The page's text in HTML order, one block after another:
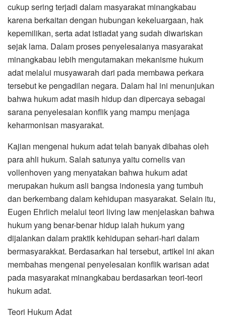
cukup sering terjadi dalam masyarakat minangkabau
karena berkaitan dengan hubungan kekeluargaan, hak
kepemilikan, serta adat istiadat yang sudah diwariskan
sejak lama. Dalam proses penyelesaianya masyarakat
minangkabau lebih mengutamakan mekanisme hukum
adat melalui musyawarah dari pada membawa perkara
tersebut ke pengadilan negara. Dalam hal ini menunjukan
bahwa hukum adat masih hidup dan dipercaya sebagai
sarana penyelesaian konflik yang mampu menjaga
keharmonisan masyarakat.
Kajian mengenai hukum adat telah banyak dibahas oleh
para ahli hukum. Salah satunya yaitu cornelis van
vollenhoven yang menyatakan bahwa hukum adat
merupakan hukum asli bangsa indonesia yang tumbuh
dan berkembang dalam kehidupan masyarakat. Selain itu,
Eugen Ehrlich melalui teori living law menjelaskan bahwa
hukum yang benar-benar hidup ialah hukum yang
dijalankan dalam praktik kehidupan sehari-hari dalam
bermasyarakkat. Berdasarkan hal tersebut, artikel ini akan
membahas mengenai penyelesaian konflik warisan adat
pada masyarakat minangkabau berdasarkan teori-teori
hukum adat.
Teori Hukum Adat